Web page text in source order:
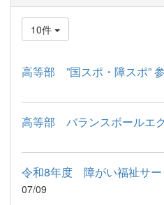
10件
高等部 ”国スポ・障スポ”
高等部 バランスボールエ
07/09